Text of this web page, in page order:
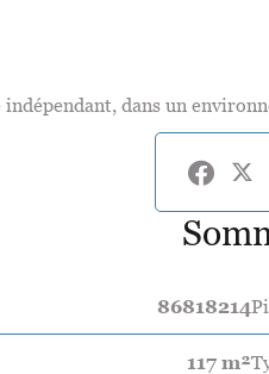
dans un
86818214
117 m²